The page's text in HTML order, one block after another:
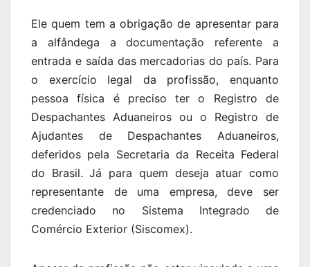
Ele quem tem a obrigação de apresentar para
a alfândega a documentação referente a
entrada e saída das mercadorias do país. Para
o exercício legal da profissão, enquanto
pessoa física é preciso ter o Registro de
Despachantes Aduaneiros ou o Registro de
Ajudantes de Despachantes Aduaneiros,
deferidos pela Secretaria da Receita Federal
do Brasil. Já para quem deseja atuar como
representante de uma empresa, deve ser
credenciado no Sistema Integrado de
Comércio Exterior (Siscomex).